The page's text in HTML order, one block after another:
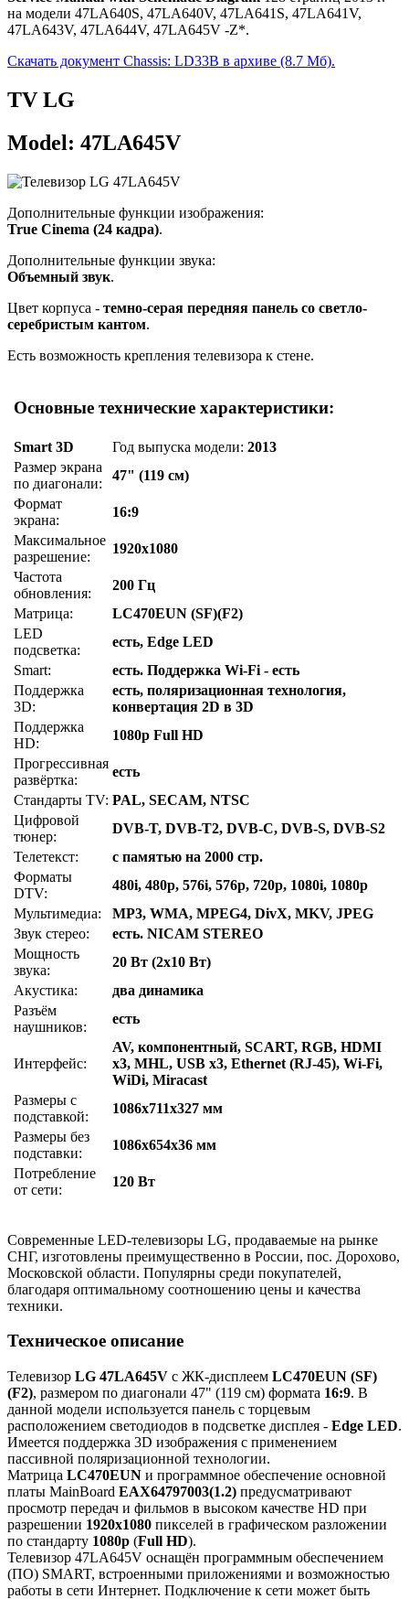
на модели 47LA640S, 47LA640V, 47LA641S, 47LA641V,
47LA643V, 47LA644V, 47LA645V -Z*.
Скачать документ Chassis: LD33B в архиве (8.7 Мб).
TV LG
Model: 47LA645V
Дополнительные функции изображения:
True Cinema (24 кадра).
Дополнительные функции звука:
Объемный звук.
Цвет корпуса - темно-серая передняя панель со светло-
серебристым кантом.
Есть возможность крепления телевизора к стене.
Основные технические характеристики:
Smart 3D Год выпуска модели:2013
Размер экрана
по диагонали:
47" (119 см)
Формат
экрана:
16:9
Максимальное
разрешение:
1920x1080
Частота
обновления:
200 Гц
Матрица:
LC470EUN (SF)(F2)
LED
подсветка:
есть, Edge LED
Smart:
есть. Поддержка Wi-Fi - есть
Поддержка
3D:
есть, поляризационная технология,
конвертация 2D в 3D
Поддержка
HD:
1080p Full HD
Прогрессивная
развёртка:
есть
Стандарты TV: PAL, SECAM, NTSC
Цифровой
тюнер:
DVB-T, DVB-T2, DVB-C, DVB-S, DVB-S2
Телетекст:
с памятью на 2000 стр.
Форматы
DTV:
480i, 480p, 576i, 576p, 720p, 1080i, 1080p
Мультимедиа:
MP3, WMA, MPEG4, DivX, MKV, JPEG
Звук стерео:
есть. NICAM STEREO
Мощность
звука:
20 Вт (2х10 Вт)
Акустика:
два динамика
Разъём
наушников:
есть
Интерфейс:
AV, компонентный, SCART, RGB, HDMI
x3, MHL, USB x3, Ethernet (RJ-45), Wi-Fi,
WiDi, Miracast
Размеры с
подставкой:
1086x711x327 мм
Размеры без
подставки:
1086x654x36 мм
Потребление
от сети:
120 Вт
Современные LED-телевизоры LG, продаваемые на рынке
СНГ, изготовлены преимущественно в России, пос. Дорохово,
Московской области. Популярны среди покупателей,
благодаря оптимальному соотношению цены и качества
техники.
Техническое описание
Телевизор LG 47LA645V с ЖК-дисплеем LC470EUN (SF)
(F2), размером по диагонали 47" (119 см) формата 16:9. В
данной модели используется панель с торцевым
расположением светодиодов в подсветке дисплея - Edge LED.
Имеется поддержка 3D изображения с применением
пассивной поляризационной технологии.
Матрица LC470EUN и программное обеспечение основной
платы MainBoard EAX64797003(1.2) предусматривают
просмотр передач и фильмов в высоком качестве HD при
разрешении 1920x1080 пикселей в графическом разложении
по стандарту 1080p (Full HD).
Телевизор 47LA645V оснащён программным обеспечением
(ПО) SMART, встроенными приложениями и возможностью
работы в сети Интернет. Подключение к сети может быть